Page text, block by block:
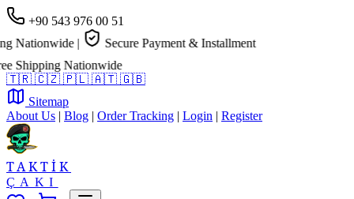
+90 543 976 00 51
|
Secure Payment & Installment
Nationwide
🇹🇷 🇨🇿 🇵🇱 🇦🇹 🇬🇧
Sitemap
About Us | Blog | Order Tracking | Login | Register
TAKTİK
ÇAKI